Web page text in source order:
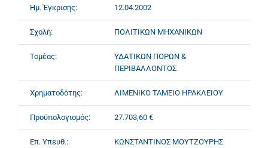
Ημ. Έγκρισης: 12.04.2002
Σχολή: ΠΟΛΙΤΙΚΩΝ ΜΗΧΑΝΙΚΩΝ
Τομέας:
ΥΔΑΤΙΚΩΝ ΠΟΡΩΝ &
ΠΕΡΙΒΑΛΛΟΝΤΟΣ
Χρηματοδότης: ΛΙΜΕΝΙΚΟ ΤΑΜΕΙΟ ΗΡΑΚΛΕΙΟΥ
Προϋπολογισμός: 27.703,60 €
Επ. Υπευθ.: ΚΩΝΣΤΑΝΤΙΝΟΣ ΜΟΥΤΖΟΥΡΗΣ